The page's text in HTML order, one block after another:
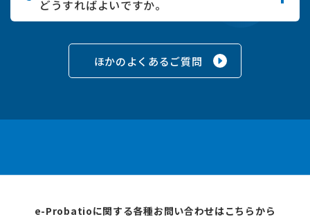
どうすればよいですか。
ほかのよくあるご質問
e-Probatioに関する各種お問い合わせはこちらから